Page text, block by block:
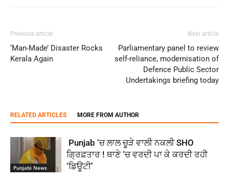
Previous article
‘Man-Made’ Disaster Rocks
Kerala Again
Next article
Parliamentary panel to review
self-reliance, modernisation of
Defence Public Sector
Undertakings briefing today
RELATED ARTICLES MORE FROM AUTHOR
Punjabi News
Punjab ‘ਚ ਲਾਲ ਚੂੜੇ ਵਾਲੀ ਨਕਲੀ SHO
ਗ੍ਰਿਫ਼ਤਾਰ ! ਥਾਣੇ ‘ਚ ਵਰਦੀ ਪਾ ਕੇ ਕਰਦੀ ਰਹੀ
‘ਡਿਊਟੀ’